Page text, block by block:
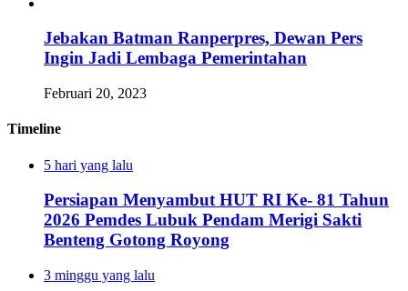
Jebakan Batman Ranperpres, Dewan Pers
Ingin Jadi Lembaga Pemerintahan
Februari 20, 2023
Timeline
5 hari yang lalu
Persiapan Menyambut HUT RI Ke- 81 Tahun
2026 Pemdes Lubuk Pendam Merigi Sakti
Benteng Gotong Royong
3 minggu yang lalu